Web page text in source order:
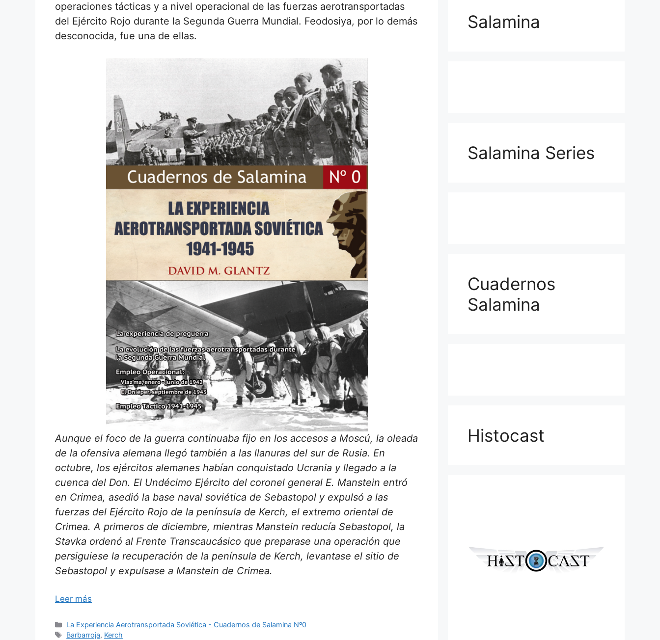
operaciones tácticas y a nivel operacional de las fuerzas aerotransportadas
del Ejército Rojo durante la Segunda Guerra Mundial. Feodosiya, por lo demás
desconocida, fue una de ellas.
Aunque el foco de la guerra continuaba fijo en los accesos a Moscú, la oleada
de la ofensiva alemana llegó también a las llanuras del sur de Rusia. En
octubre, los ejércitos alemanes habían conquistado Ucrania y llegado a la
cuenca del Don. El Undécimo Ejército del coronel general E. Manstein entró
en Crimea, asedió la base naval soviética de Sebastopol y expulsó a las
fuerzas del Ejército Rojo de la península de Kerch, el extremo oriental de
Crimea. A primeros de diciembre, mientras Manstein reducía Sebastopol, la
Stavka ordenó al Frente Transcaucásico que preparase una operación que
persiguiese la recuperación de la península de Kerch, levantase el sitio de
Sebastopol y expulsase a Manstein de Crimea.
Leer más
Categorías
La Experiencia Aerotransportada Soviética - Cuadernos de Salamina Nº0
Etiquetas
Barbarroja, Kerch
Salamina
Salamina Series
Cuadernos
Salamina
Histocast